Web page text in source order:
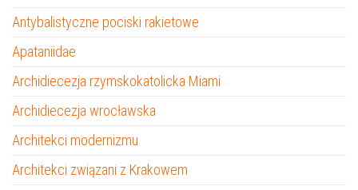
Antybalistyczne pociski rakietowe
Apataniidae
Archidiecezja rzymskokatolicka Miami
Archidiecezja wrocławska
Architekci modernizmu
Architekci związani z Krakowem